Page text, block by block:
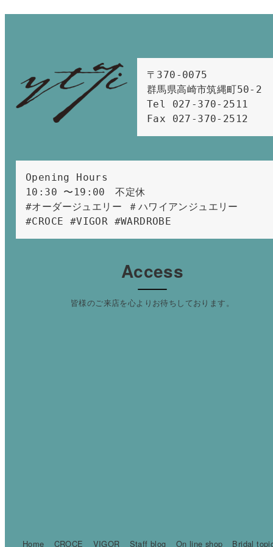
〒370-0075
群馬県高崎市筑縄町50-2
Tel 027-370-2511
Fax 027-370-2512
Opening Hours
10:30 〜19:00　不定休
#オーダージュエリー ＃ハワイアンジュエリー
#CROCE #VIGOR #WARDROBE
Access
皆様のご来店を心よりお待ちしております。
Home CROCE VIGOR Staff blog On line shop
Bridal